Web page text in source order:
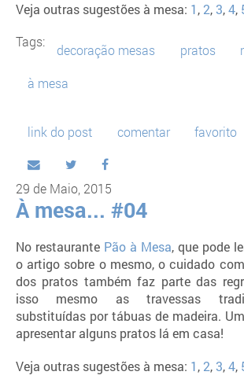
Veja outras sugestões à mesa: 1 , 2, 3, 4,
Tags:
decoração mesas pratos
à mesa
link do post comentar favorito
29 de Maio, 2015
À mesa... #04
No restaurante Pão à Mesa, que pode
o artigo sobre o mesmo, o cuidado
dos pratos também faz parte das
isso mesmo as travessas
substituídas por tábuas de madeira.
apresentar alguns pratos lá em casa!
Veja outras sugestões à mesa: 1 , 2, 3, 4,